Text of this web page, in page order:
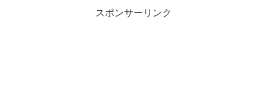
スポンサーリンク